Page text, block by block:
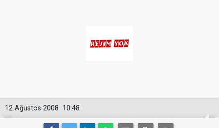
10:48
12 Ağustos 2008